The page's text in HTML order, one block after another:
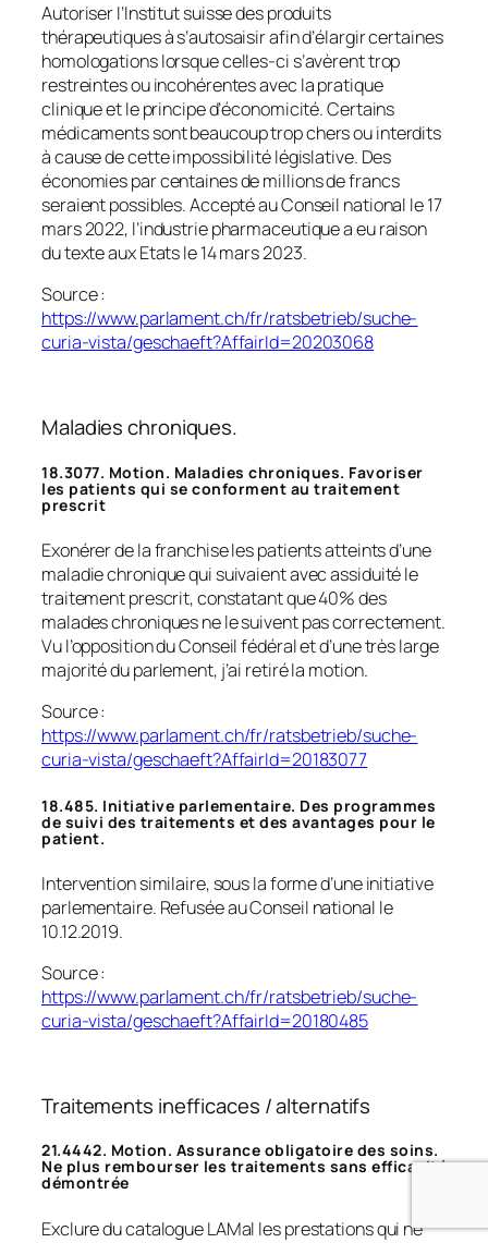
Autoriser l’Institut suisse des produits
thérapeutiques à s’autosaisir afin d’élargir certaines
homologations lorsque celles-ci s’avèrent trop
restreintes ou incohérentes avec la pratique
clinique et le principe d’économicité. Certains
médicaments sont beaucoup trop chers ou interdits
à cause de cette impossibilité législative. Des
économies par centaines de millions de francs
seraient possibles. Accepté au Conseil national le 17
mars 2022, l’industrie pharmaceutique a eu raison
du texte aux Etats le 14 mars 2023.
Source :
https://www.parlament.ch/fr/ratsbetrieb/suche-
curia-vista/geschaeft?AffairId=20203068
Maladies chroniques.
18.3077. Motion. Maladies chroniques. Favoriser
les patients qui se conforment au traitement
prescrit
Exonérer de la franchise les patients atteints d’une
maladie chronique qui suivaient avec assiduité le
traitement prescrit, constatant que 40% des
malades chroniques ne le suivent pas correctement.
Vu l’opposition du Conseil fédéral et d’une très large
majorité du parlement, j’ai retiré la motion.
Source:
https://www.parlament.ch/fr/ratsbetrieb/suche-
curia-vista/geschaeft?AffairId=20183077
18.485. Initiative parlementaire. Des programmes
de suivi des traitements et des avantages pour le
patient.
Intervention similaire, sous la forme d’une initiative
parlementaire. Refusée au Conseil national le
10.12.2019.
Source :
https://www.parlament.ch/fr/ratsbetrieb/suche-
curia-vista/geschaeft?AffairId=20180485
Traitements inefficaces / alternatifs
21.4442. Motion. Assurance obligatoire des soins.
Ne plus rembourser les traitements sans efficacité
démontrée
Exclure du catalogue LAMal les prestations qui ne